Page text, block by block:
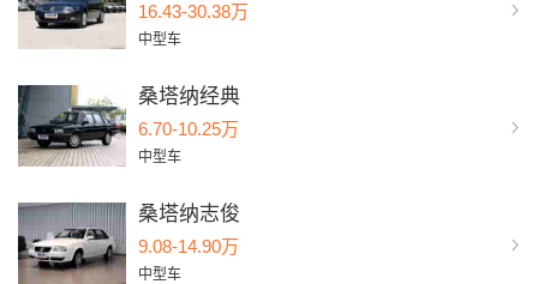
16.43-30.38万
中型车
桑塔纳经典
6.70-10.25万
中型车
桑塔纳志俊
9.08-14.90万
中型车